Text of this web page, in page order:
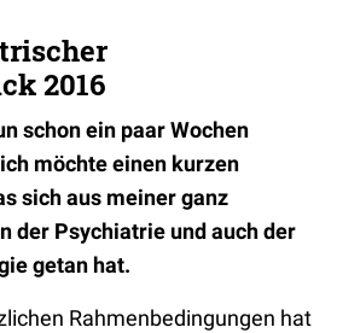
2016
schon ein paar Wochen
möchte einen kurzen
sich aus meiner ganz
der Psychiatrie und auch der
getan hat.
Rahmenbedingungen hat